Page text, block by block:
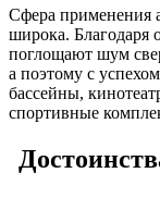
Сфера применения
широка. Благодаря
поглощают шум
а поэтому с
бассейны,
спортивные